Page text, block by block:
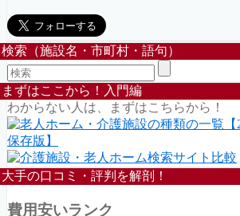
検索（施設名・市町村・語句）
まずはここから！入門編
わからない人は、まずはこちらから！
大手の口コミ・評判を解剖！
費用安いランク